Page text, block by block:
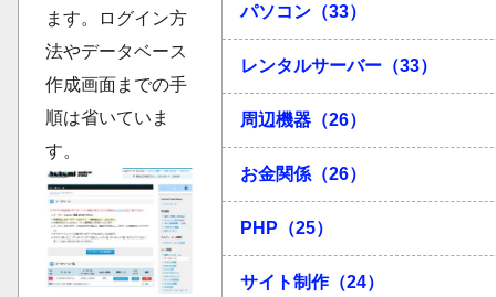
ます。ログイン方
法やデータベース
作成画面までの手
順は省いていま
す。
パソコン（33）
レンタルサーバー（33）
周辺機器（26）
お金関係（26）
PHP（25）
サイト制作（24）